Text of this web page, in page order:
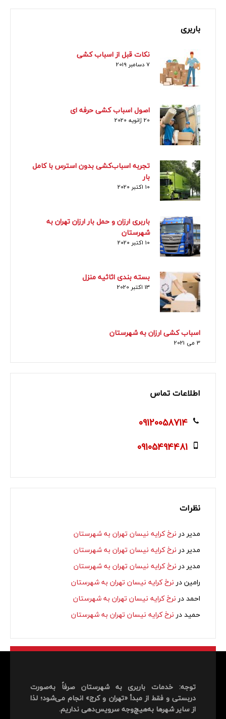
باربری
نکات قبل از اسباب کشی
7 دسامبر 2019
اصول اسباب کشی حرفه ای
20 ژانویه 2020
تجربه اسباب‌کشی بدون استرس با کامل
بار
10 اکتبر 2020
باربری ارزان و حمل بار ارزان تهران به
شهرستان
10 اکتبر 2020
بسته بندی اثاثیه منزل
13 اکتبر 2020
اسباب کشی ارزان به شهرستان
3 می 2021
اطلاعات تماس
09120058714
09105494481
نظرات
مدیردرنرخ کرایه نیسان تهران به شهرستان
مدیردرنرخ کرایه نیسان تهران به شهرستان
مدیردرنرخ کرایه نیسان تهران به شهرستان
رامیندرنرخ کرایه نیسان تهران به شهرستان
احمددرنرخ کرایه نیسان تهران به شهرستان
حمیددرنرخ کرایه نیسان تهران به شهرستان
توجه: خدمات باربری به شهرستان صرفاً به‌صورت
دربستی و فقط از مبدأ «تهران و کرج» انجام می‌شود؛ لذا
از سایر شهرها به‌هیچ‌وجه سرویس‌دهی نداریم.